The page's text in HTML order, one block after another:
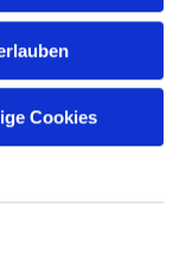
Cookies